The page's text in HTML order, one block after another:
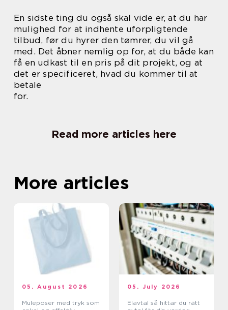
En sidste ting du også skal vide er, at du har
mulighed for at indhente uforpligtende
tilbud, før du hyrer den tømrer, du vil gå
med. Det åbner nemlig op for, at du både kan
få en udkast til en pris på dit projekt, og at
det er specificeret, hvad du kommer til at
betale
for.
Read more articles here
More articles
05. August 2026
Muleposer med tryk som
05. July 2026
Elavtal så hittar du rätt